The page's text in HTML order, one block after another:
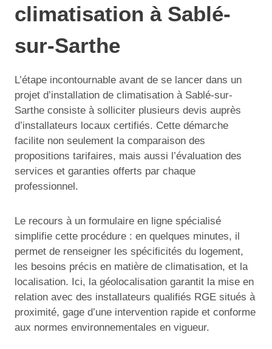
climatisation à Sablé-
sur-Sarthe
L’étape incontournable avant de se lancer dans un
projet d’installation de climatisation à Sablé-sur-
Sarthe consiste à solliciter plusieurs devis auprès
d’installateurs locaux certifiés. Cette démarche
facilite non seulement la comparaison des
propositions tarifaires, mais aussi l’évaluation des
services et garanties offerts par chaque
professionnel.
Le recours à un formulaire en ligne spécialisé
simplifie cette procédure : en quelques minutes, il
permet de renseigner les spécificités du logement,
les besoins précis en matière de climatisation, et la
localisation. Ici, la géolocalisation garantit la mise en
relation avec des installateurs qualifiés RGE situés à
proximité, gage d’une intervention rapide et conforme
aux normes environnementales en vigueur.